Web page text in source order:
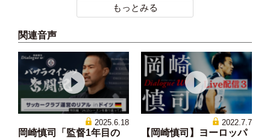
もっとみる
関連音声
2025.6.18
岡崎慎司「監督1年目の
2022.7.7
【岡崎慎司】ヨーロッパ